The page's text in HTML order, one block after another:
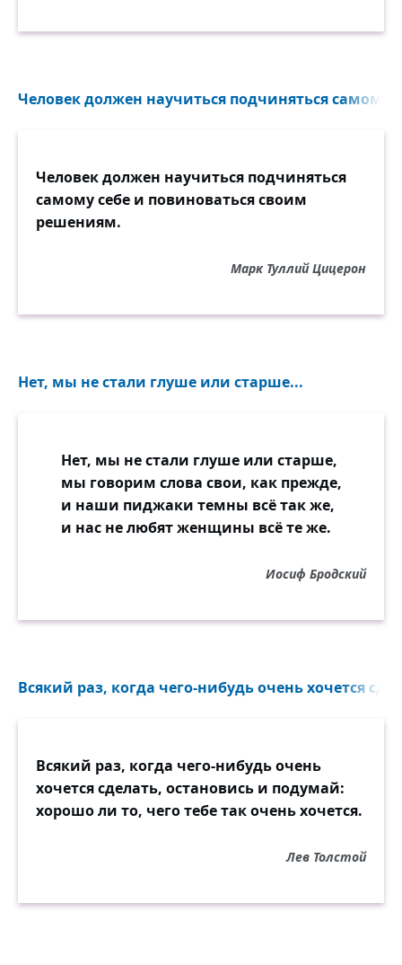
Человек должен научиться подчиняться самому
Человек должен научиться подчиняться
самому себе и повиноваться своим
решениям.
Марк Туллий Цицерон
Нет, мы не стали глуше или старше...
Нет, мы не стали глуше или старше,
мы говорим слова свои, как прежде,
и наши пиджаки темны всё так же,
и нас не любят женщины всё те же.
Иосиф Бродский
Всякий раз, когда чего-нибудь очень хочется
Всякий раз, когда чего-нибудь очень
хочется сделать, остановись и подумай:
хорошо ли то, чего тебе так очень хочется.
Лев Толстой